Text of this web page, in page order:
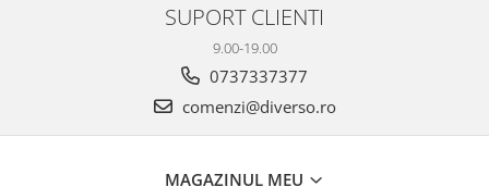
SUPORT CLIENTI
9.00-19.00
0737337377
comenzi@diverso.ro
MAGAZINUL MEU